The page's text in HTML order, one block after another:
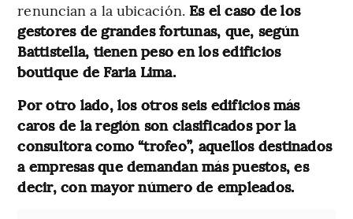
renuncian a la ubicación. Es el caso de los
gestores de grandes fortunas, que, según
Battistella, tienen peso en los edificios
boutique de Faria Lima.
Por otro lado, los otros seis edificios más
caros de la región son clasificados por la
consultora como “trofeo”, aquellos destinados
a empresas que demandan más puestos, es
decir, con mayor número de empleados.